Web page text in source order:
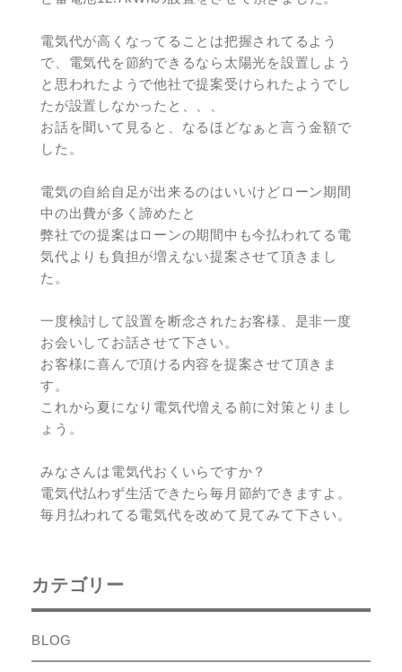
電気代が高くなってることは把握されてるよう
で、電気代を節約できるなら太陽光を設置しよう
と思われたようで他社で提案受けられたようでし
たが設置しなかったと、、、
お話を聞いて見ると、なるほどなぁと言う金額で
した。
電気の自給自足が出来るのはいいけどローン期間
中の出費が多く諦めたと
弊社での提案はローンの期間中も今払われてる電
気代よりも負担が増えない提案させて頂きまし
た。
一度検討して設置を断念されたお客様、是非一度
お会いしてお話させて下さい。
お客様に喜んで頂ける内容を提案させて頂きま
す。
これから夏になり電気代増える前に対策とりまし
ょう。
みなさんは電気代おくいらですか？
電気代払わず生活できたら毎月節約できますよ。
毎月払われてる電気代を改めて見てみて下さい。
カテゴリー
BLOG